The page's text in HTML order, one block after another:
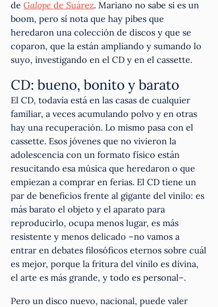
de Galopede Suárez. Mariano no sabe si es un
boom, pero sí nota que hay pibes que
heredaron una colección de discos y que se
coparon, que la están ampliando y sumando lo
suyo, investigando en el CD y en el cassette.
CD: bueno, bonito y barato
El CD, todavía está en las casas de cualquier
familiar, a veces acumulando polvo y en otras
hay una recuperación. Lo mismo pasa con el
cassette. Esos jóvenes que no vivieron la
adolescencia con un formato físico están
resucitando esa música que heredaron o que
empiezan a comprar en ferias. El CD tiene un
par de beneficios frente al gigante del vinilo: es
más barato el objeto y el aparato para
reproducirlo, ocupa menos lugar, es más
resistente y menos delicado –no vamos a
entrar en debates filosóficos eternos sobre cuál
es mejor, porque la fritura del vinilo es divina,
el arte es más grande, y todo es personal–.
Pero un disco nuevo, nacional, puede valer